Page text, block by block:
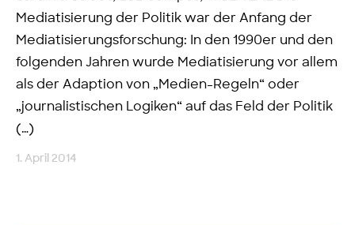
Mediatisierung der Politik war der Anfang der
Mediatisierungsforschung: In den 1990er und den
folgenden Jahren wurde Mediatisierung vor allem
als der Adaption von „Medien-Regeln“ oder
„journalistischen Logiken“ auf das Feld der Politik
(…)
1. April 2014